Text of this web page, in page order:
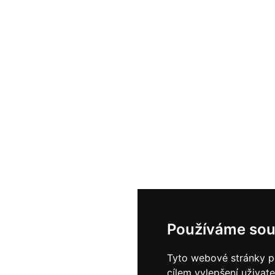
Používáme
Tyto webové stránky
cílem vylepšení